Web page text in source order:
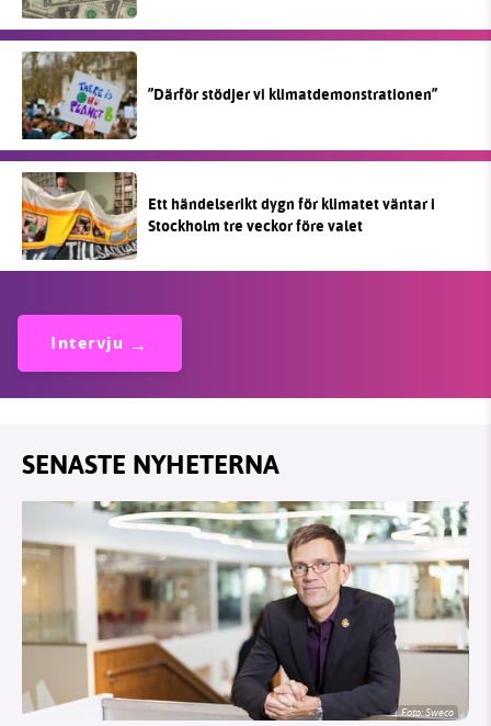
”Därför stödjer vi klimatdemonstrationen”
Ett händelserikt dygn för klimatet väntar i
Stockholm tre veckor före valet
Intervju
SENASTE NYHETERNA
Foto: Sweco